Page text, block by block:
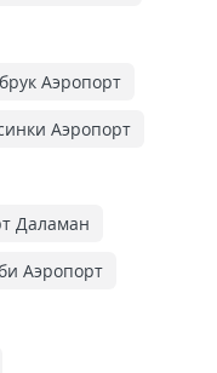
Аэропорт
Аэропорт
Даламан
Аэропорт